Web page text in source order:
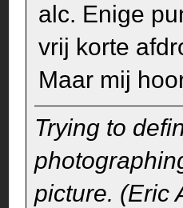
alc. Enige
vrij korte
Maar mij
Trying to
picture. (Eric